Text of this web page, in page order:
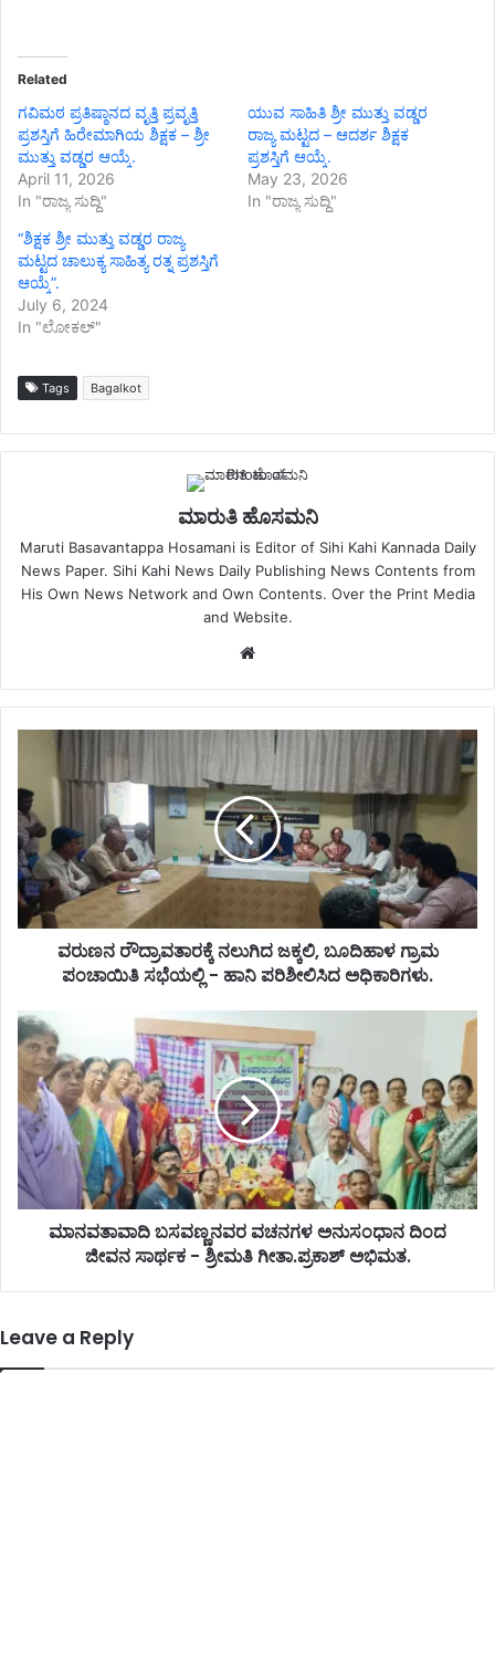
Related
ಗವಿಮಠ ಪ್ರತಿಷ್ಠಾನದ ವೃತ್ತಿ ಪ್ರವೃತ್ತಿ
ಪ್ರಶಸ್ತಿಗೆ ಹಿರೇಮಾಗಿಯ ಶಿಕ್ಷಕ – ಶ್ರೀ
ಮುತ್ತು ವಡ್ಡರ ಆಯ್ಕೆ.
April 11, 2026
In "ರಾಜ್ಯ ಸುದ್ದಿ"
ಯುವ ಸಾಹಿತಿ ಶ್ರೀ ಮುತ್ತು ವಡ್ಡರ
ರಾಜ್ಯ ಮಟ್ಟದ – ಆದರ್ಶ ಶಿಕ್ಷಕ
ಪ್ರಶಸ್ತಿಗೆ ಆಯ್ಕೆ.
May 23, 2026
In "ರಾಜ್ಯ ಸುದ್ದಿ"
“ಶಿಕ್ಷಕ ಶ್ರೀ ಮುತ್ತು ವಡ್ಡರ ರಾಜ್ಯ
ಮಟ್ಟದ ಚಾಲುಕ್ಯ ಸಾಹಿತ್ಯ ರತ್ನ ಪ್ರಶಸ್ತಿಗೆ
ಆಯ್ಕೆ”.
July 6, 2024
In "ಲೋಕಲ್"
Tags Bagalkot
ಮಾರುತಿ ಹೊಸಮನಿ
Maruti Basavantappa Hosamani is Editor of Sihi Kahi Kannada Daily
News Paper. Sihi Kahi News Daily Publishing News Contents from
His Own News Network and Own Contents. Over the Print Media
and Website.
Website
ವರುಣನ ರೌದ್ರಾವತಾರಕ್ಕೆ ನಲುಗಿದ ಜಕ್ಕಲಿ, ಬೂದಿಹಾಳ ಗ್ರಾಮ
ಪಂಚಾಯಿತಿ ಸಭೆಯಲ್ಲಿ - ಹಾನಿ ಪರಿಶೀಲಿಸಿದ ಅಧಿಕಾರಿಗಳು.
ಮಾನವತಾವಾದಿ ಬಸವಣ್ಣನವರ ವಚನಗಳ ಅನುಸಂಧಾನ ದಿಂದ
ಜೀವನ ಸಾರ್ಥಕ - ಶ್ರೀಮತಿ ಗೀತಾ.ಪ್ರಕಾಶ್ ಅಭಿಮತ.
Leave a Reply